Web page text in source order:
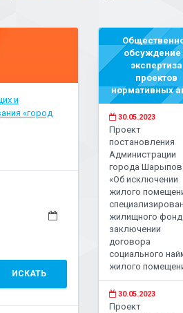
и
«город
ИСКАТЬ
обсуждение
экспертиза
проектов
нормативных
30.05.2023
Проект
постановления
Администрации
города
«Об исключении
жилого
жилищного
заключении
договора
социального
жилого
30.05.2023
Проект